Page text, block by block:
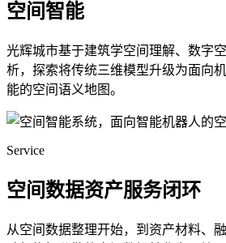
空间智能
光辉城市基于建筑学空间理解、数字
析，探索将传统三维模型升级为面向
能的空间语义地图。
Service
空间数据资产服务闭环
从空间数据整理开始，到资产材料、